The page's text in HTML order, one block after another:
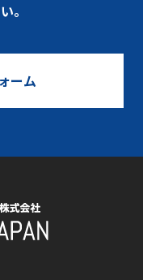
。
ーム